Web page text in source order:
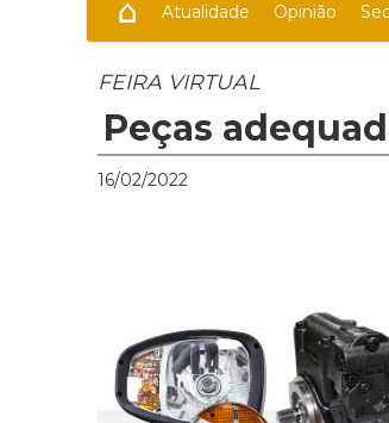
Atualidade Opinião
FEIRA VIRTUAL
Peças
16/02/2022